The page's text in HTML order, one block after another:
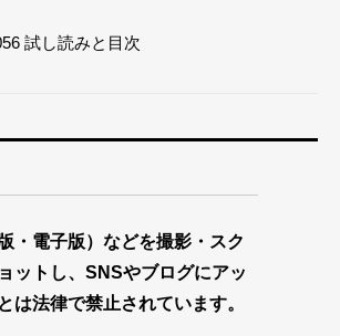
試し読みと目次
・電子版）などを撮影・スク
ットし、SNSやブログにアッ
は法律で禁止されています。